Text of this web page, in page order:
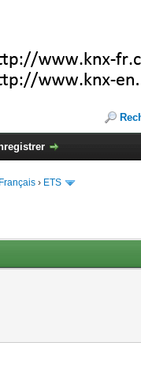
Français › ETS